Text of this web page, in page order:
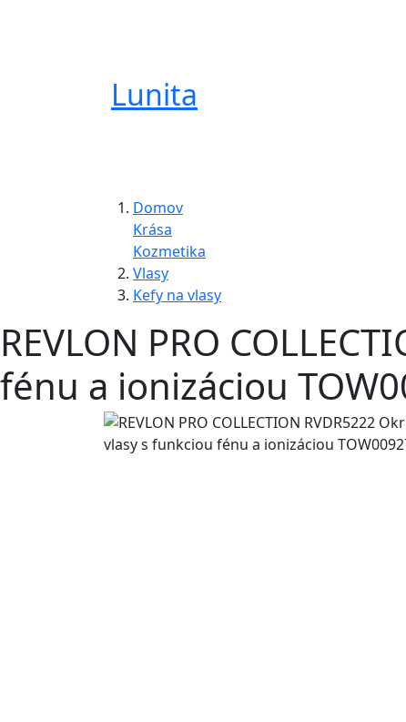
Lunita
Domov
Krása
Kozmetika
Vlasy
Kefy na vlasy
REVLON PRO
fénu a ionizáciou